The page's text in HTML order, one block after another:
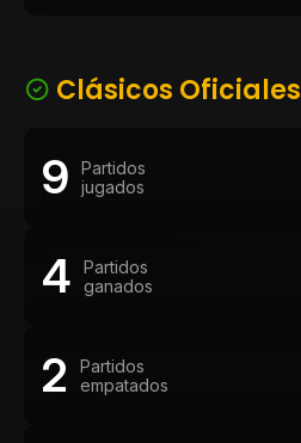
Clásicos Oficiales
9
Partidos
jugados
4
Partidos
ganados
2
Partidos
empatados